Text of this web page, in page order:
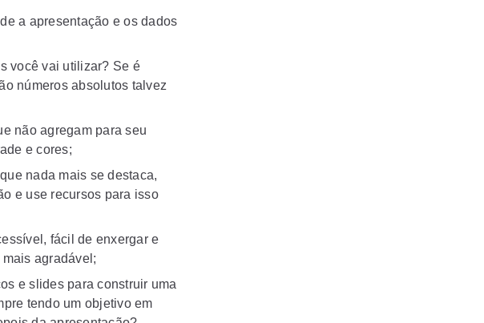
a apresentação e os dados
você vai utilizar? Se é
números absolutos talvez
não agregam para seu
e cores;
nada mais se destaca,
e use recursos para isso
fácil de enxergar e
agradável;
e slides para construir uma
tendo um objetivo em